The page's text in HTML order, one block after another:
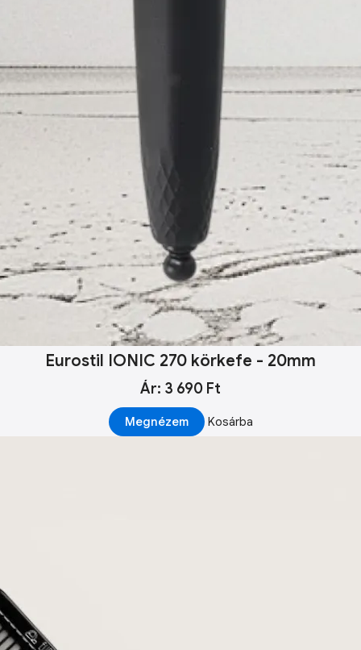
Eurostil IONIC 270 körkefe - 20mm
Ár: 3 690 Ft
Megnézem Kosárba